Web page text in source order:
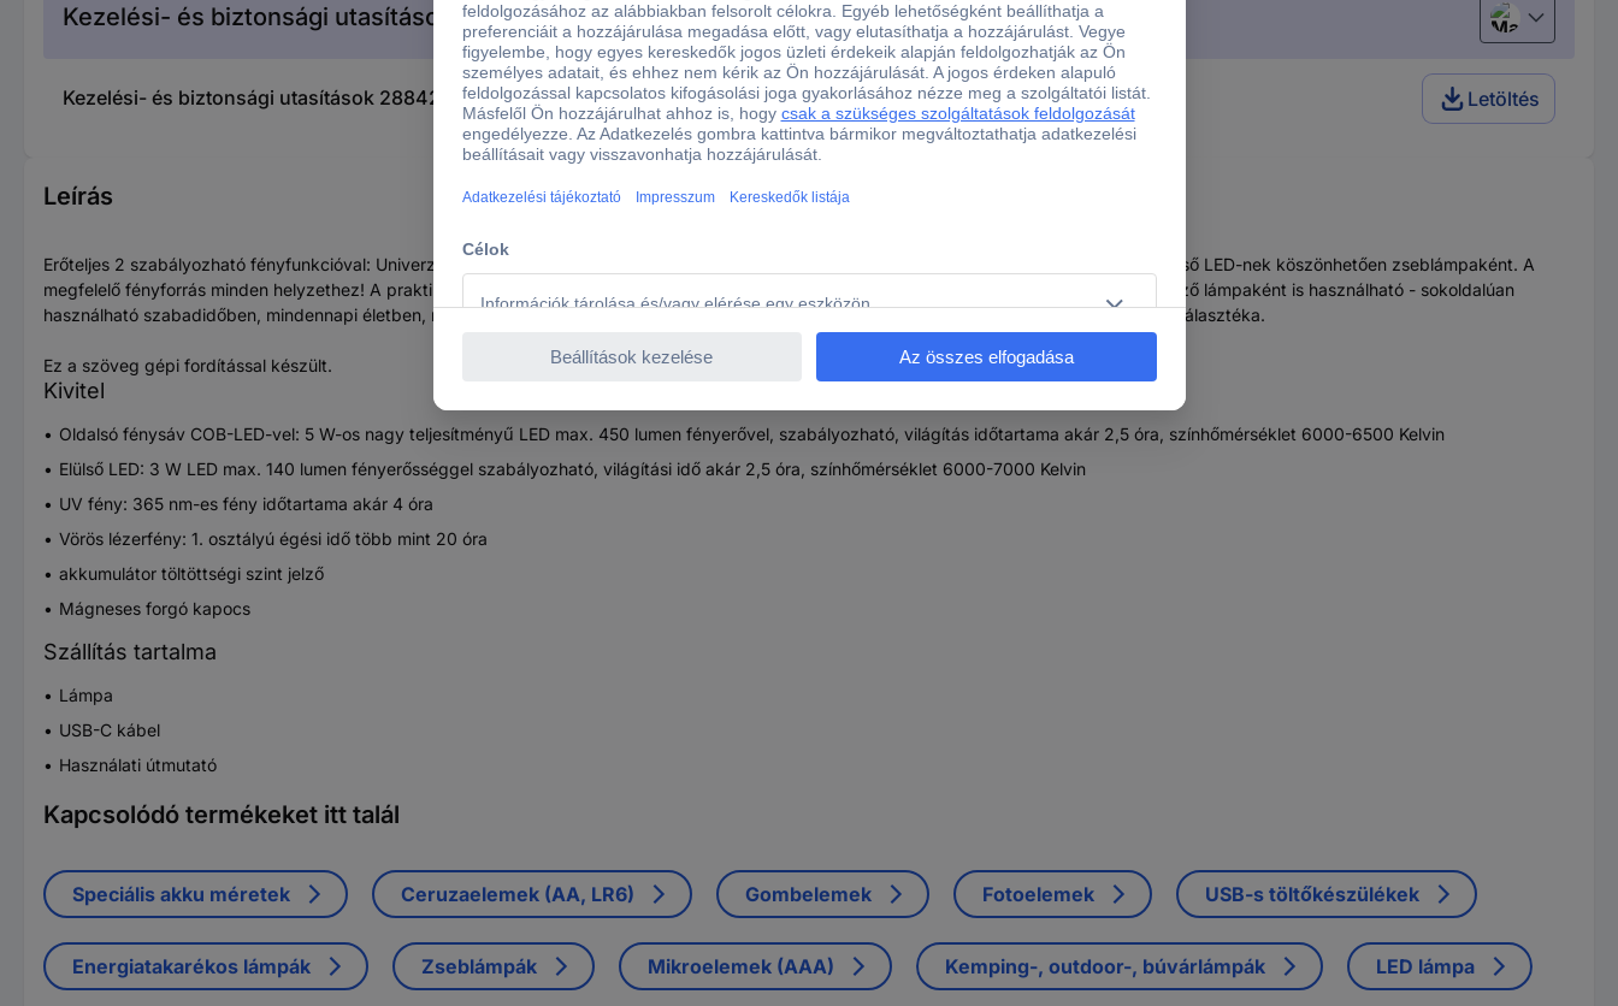
Kezelési- és biztonsági utasítások Magyar
Kezelési- és biztonsági utasítások 2884200 XCell ESEN179 Hückmann Toll lámpa Elemekről üzemeltetett 450 lm 16.5 cm Letöltés
Leírás
Erőteljes 2 szabályozható fényfunkcióval: Univerzálisan használható a közeli megvilágításhoz COB LED-del ellátott oldalsó fénysávnak és az elülső LED-nek köszönhetően zseblámpaként. A
megfelelő fényforrás minden helyzethez! A praktikus fénycsík nagy területeket is ideálisan megvilágít, és a lámpafejben lévő LED például ellenőrző lámpaként is használható - sokoldalúan
használható szabadidőben, mindennapi életben, munkahelyen stb. A mágneses, forgatható klipnek köszönhetően rögzítési lehetőségek széles választéka.
Ez a szöveg gépi fordítással készült.
Kivitel
Oldalsó fénysáv COB-LED-vel: 5 W-os nagy teljesítményű LED max. 450 lumen fényerővel, szabályozható, világítás időtartama akár 2,5 óra, színhőmérséklet 6000-6500 Kelvin
Elülső LED: 3 W LED max. 140 lumen fényerősséggel szabályozható, világítási idő akár 2,5 óra, színhőmérséklet 6000-7000 Kelvin
UV fény: 365 nm-es fény időtartama akár 4 óra
Vörös lézerfény: 1. osztályú égési idő több mint 20 óra
akkumulátor töltöttségi szint jelző
Mágneses forgó kapocs
Szállítás tartalma
Lámpa
USB-C kábel
Használati útmutató
Kapcsolódó termékeket itt talál
Speciális akku méretek Ceruzaelemek (AA, LR6) Gombelemek Fotoelemek USB-s töltőkészülékek
Energiatakarékos lámpák Zseblámpák Mikroelemek (AAA) Kemping-, outdoor-, búvárlámpák LED lámpa